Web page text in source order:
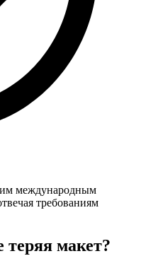
международным
требованиям
теряя макет?